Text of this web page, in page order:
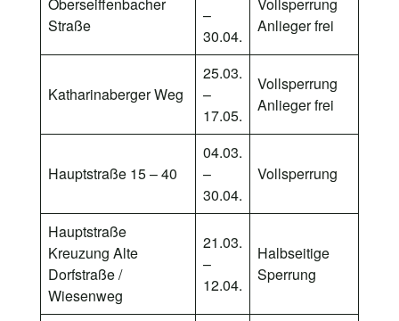
Straße
–
30.04.
Anlieger frei
Katharinaberger Weg
25.03.
–
17.05.
Vollsperrung
Anlieger frei
Hauptstraße 15 – 40
04.03.
–
30.04.
Vollsperrung
Hauptstraße
Kreuzung Alte
Dorfstraße /
Wiesenweg
21.03.
–
12.04.
Halbseitige
Sperrung